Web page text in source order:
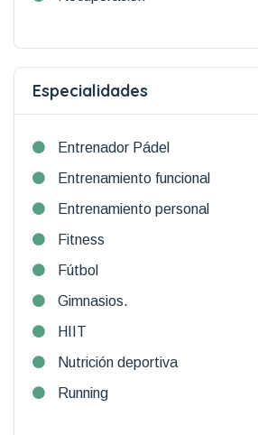
Especialidades
Entrenador Pádel
Entrenamiento funcional
Entrenamiento personal
Fitness
Fútbol
Gimnasios.
HIIT
Nutrición deportiva
Running